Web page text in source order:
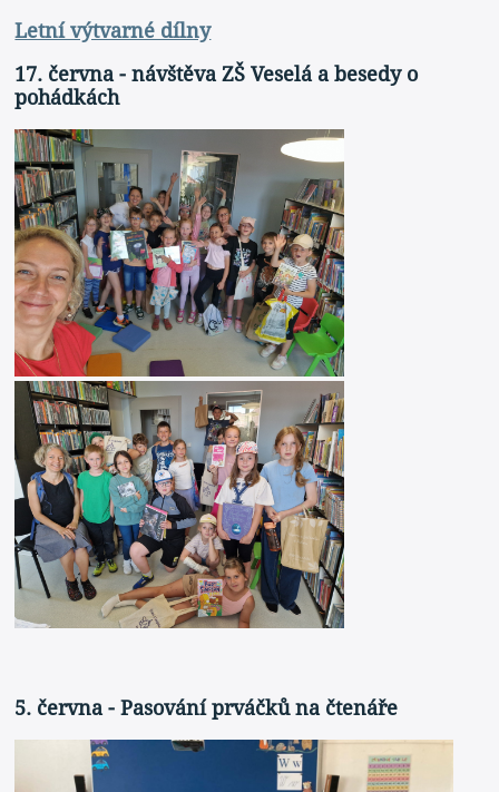
Letní výtvarné dílny
17. června - návštěva ZŠ Veselá a besedy o
pohádkách
5. června - Pasování prváčků na čtenáře